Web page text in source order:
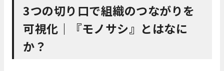
3つの切り口で組織のつながりを
可視化｜『モノサシ』とはなに
か？